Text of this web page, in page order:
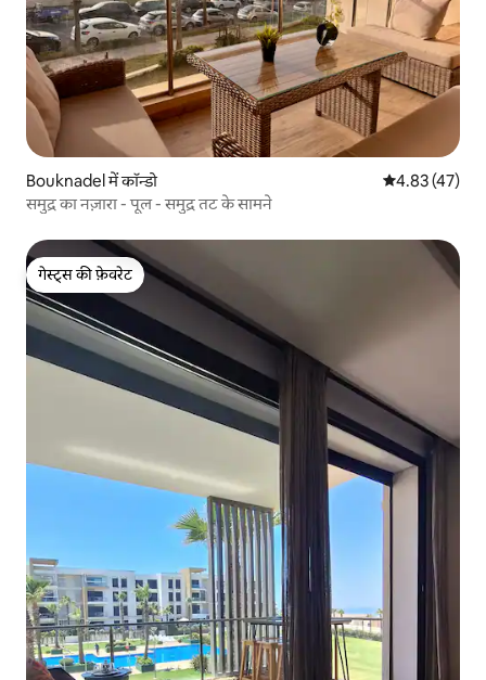
Bouknadel में कॉन्डो औसत रेटिंग 5 में
4.83 (47)
समुद्र का नज़ारा - पूल - समुद्र तट के सामने
गेस्ट्स की फ़ेवरेट
गेस्ट्स की फ़ेवरेट